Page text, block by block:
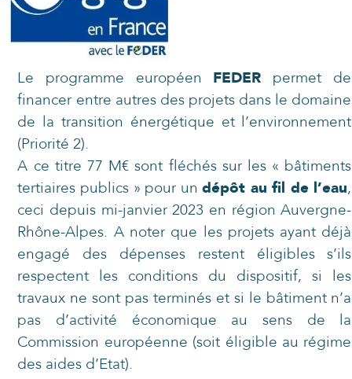
Le programme européen FEDER permet de
financer entre autres des projets dans le domaine
de la transition énergétique et l’environnement
(Priorité 2).
A ce titre 77 M€ sont fléchés sur les « bâtiments
tertiaires publics » pour undépôt au fil de l’eau,
ceci depuis mi-janvier 2023 en région Auvergne-
Rhône-Alpes. A noter que les projets ayant déjà
engagé des dépenses restent éligibles s’ils
respectent les conditions du dispositif, si les
travaux ne sont pas terminés et si le bâtiment n’a
pas d’activité économique au sens de la
Commission européenne (soit éligible au régime
des aides d’Etat).